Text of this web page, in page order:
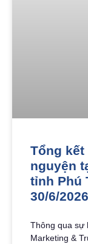
Tổng
nguyện
tỉnh Phú
30/6/2026
Thông qua sự
Marketing &